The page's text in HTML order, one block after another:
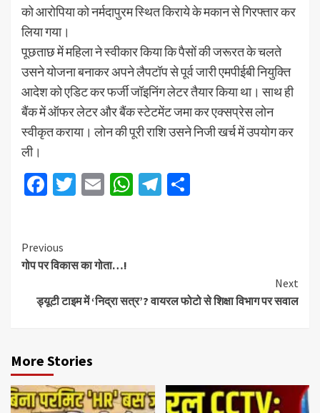
को आरोपिया को नर्मदापुरम स्थित किराये के मकान से गिरफ्तार कर
लिया गया।
पूछताछ में महिला ने स्वीकार किया कि पैसों की जरूरत के चलते
उसने योजना बनाकर अपने लैपटॉप से पूर्व जारी एमपीईबी नियुक्ति
आदेश को एडिट कर फर्जी जॉइनिंग लेटर तैयार किया था। साथ ही
बैंक में ऑफर लेटर और बैंक स्टेटमेंट जमा कर एक्सप्रेस लोन
स्वीकृत कराया। लोन की पूरी राशि उसने निजी खर्च में उपयोग कर
ली।
Facebook
Twitter
EmailWhatsApp
Telegram
Previous
गोप पर विकास का गोता…!
Next
ड्यूटी टाइम में ‘निद्रा सत्र’? वायरल फोटो से शिक्षा विभाग पर सवाल
More Stories